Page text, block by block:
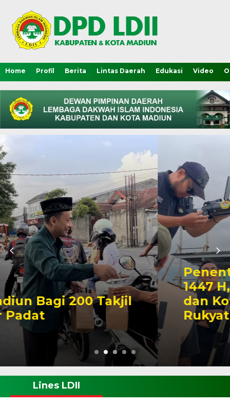
Home Profil Berita Lintas Daerah Edukasi Video
Penentuan 1 Ramadan
1447 H, LDII Kabupaten
dan Kota Madiun Gelar
Rukyat Hilal
Lines LDII